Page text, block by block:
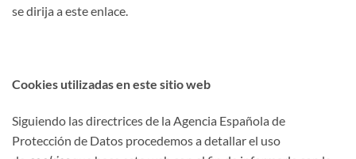
se dirija a este enlace.
Cookies utilizadas en este sitio web
Siguiendo las directrices de la Agencia Española de
Protección de Datos procedemos a detallar el uso